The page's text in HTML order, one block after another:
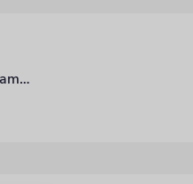
Erstmals erscheinen Texte der amerikanischen Kolumnistin zu ethischen Fragen der Psychiatrie gesammelt auf Deutsch